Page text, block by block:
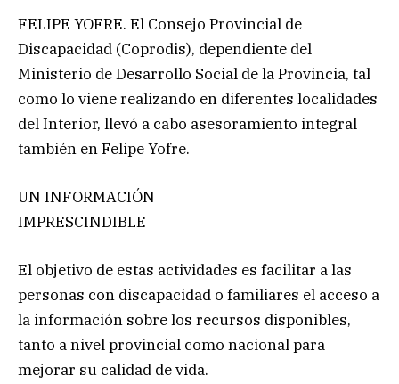
FELIPE YOFRE. El Consejo Provincial de
Discapacidad (Coprodis), dependiente del
Ministerio de Desarrollo Social de la Provincia, tal
como lo viene realizando en diferentes localidades
del Interior, llevó a cabo asesoramiento integral
también en Felipe Yofre.
UN INFORMACIÓN
IMPRESCINDIBLE
El objetivo de estas actividades es facilitar a las
personas con discapacidad o familiares el acceso a
la información sobre los recursos disponibles,
tanto a nivel provincial como nacional para
mejorar su calidad de vida.